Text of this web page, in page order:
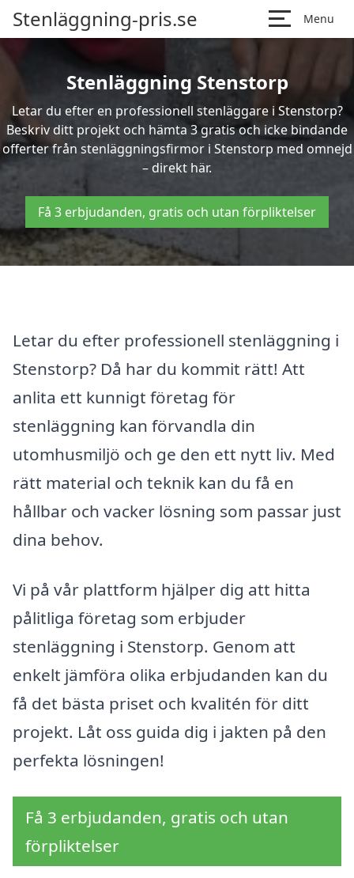
Stenläggning-pris.se Menu
Stenläggning Stenstorp
Letar du efter en professionell stenläggare i Stenstorp?
Beskriv ditt projekt och hämta 3 gratis och icke bindande
offerter från stenläggningsfirmor i Stenstorp med omnejd
– direkt här.
Få 3 erbjudanden, gratis och utan förpliktelser
Letar du efter professionell stenläggning i
Stenstorp? Då har du kommit rätt! Att
anlita ett kunnigt företag för
stenläggning kan förvandla din
utomhusmiljö och ge den ett nytt liv. Med
rätt material och teknik kan du få en
hållbar och vacker lösning som passar just
dina behov.
Vi på vår plattform hjälper dig att hitta
pålitliga företag som erbjuder
stenläggning i Stenstorp. Genom att
enkelt jämföra olika erbjudanden kan du
få det bästa priset och kvalitén för ditt
projekt. Låt oss guida dig i jakten på den
perfekta lösningen!
Få 3 erbjudanden, gratis och utan
förpliktelser